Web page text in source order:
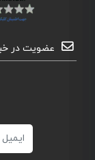
عضویت در